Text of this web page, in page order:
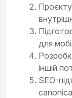
для
іншій
SEO-